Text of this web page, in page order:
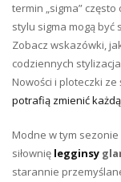
termin „sigma”
stylu sigma mogą być
Zobacz wskazówki,
codziennych
Nowości i ploteczki ze
potrafią zmienić
Modne w tym
siłownię legginsy
starannie